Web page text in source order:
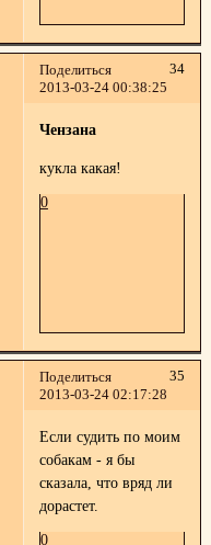
Поделиться
34
2013-03-24 00:38:25
Чензана
кукла какая!
0
Поделиться
35
2013-03-24 02:17:28
Если судить по моим
собакам - я бы
сказала, что вряд ли
дорастет.
0